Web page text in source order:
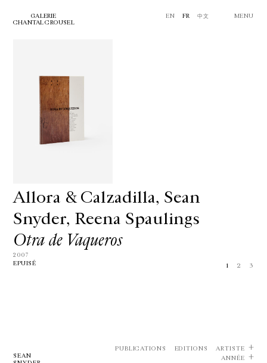
GALERIE
CHANTAL CROUSEL
EN FR 中文 MENU
Allora & Calzadilla, Sean
Snyder, Reena Spaulings
Otra de Vaqueros
2007
EPUISÉ
1 2 3
SEAN
PUBLICATIONS EDITIONS
ARTISTE
ANNÉE